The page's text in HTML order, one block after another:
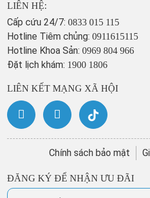
LIÊN HỆ:
Cấp cứu 24/7: 0833 015 115
Hotline Tiêm chủng: 0911615115
Hotline Khoa Sản: 0969 804 966
Đặt lịch khám: 1900 1806
LIÊN KẾT MẠNG XÃ HỘI
Chính sách bảo mật
ĐĂNG KÝ ĐỂ NHẬN ƯU ĐÃI